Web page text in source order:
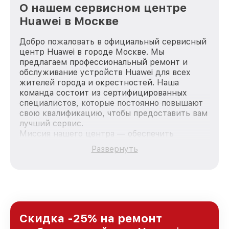
О нашем сервисном центре
Huawei в Москве
Добро пожаловать в официальный сервисный
центр Huawei в городе Москве. Мы
предлагаем профессиональный ремонт и
обслуживание устройств Huawei для всех
жителей города и окрестностей. Наша
команда состоит из сертифицированных
специалистов, которые постоянно повышают
свою квалификацию, чтобы предоставить вам
лучший сервис.
Миссия нашего центра — обеспечить
качественный и доступный ремонт для
каждого пользователя продукции Huawei, вне
Москве, постоянно повышая уровень доверия
и лояльности наших клиентов.
Развернуть
Скидка -25% на ремонт